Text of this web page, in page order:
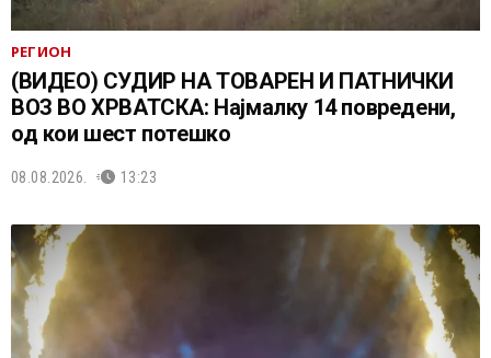
РЕГИОН
(ВИДЕО) СУДИР НА ТОВАРЕН И ПАТНИЧКИ
ВОЗ ВО ХРВАТСКА: Најмалку 14 повредени,
од кои шест потешко
08.08.2026. 13:23